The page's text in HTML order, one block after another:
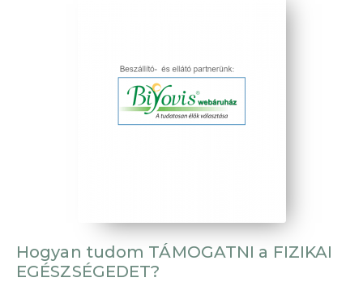
Hogyan tudom TÁMOGATNI a FIZIKAI
EGÉSZSÉGEDET?